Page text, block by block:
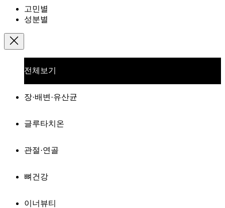
고민별
성분별
전체보기
장·배변·유산균
글루타치온
관절·연골
뼈건강
이너뷰티